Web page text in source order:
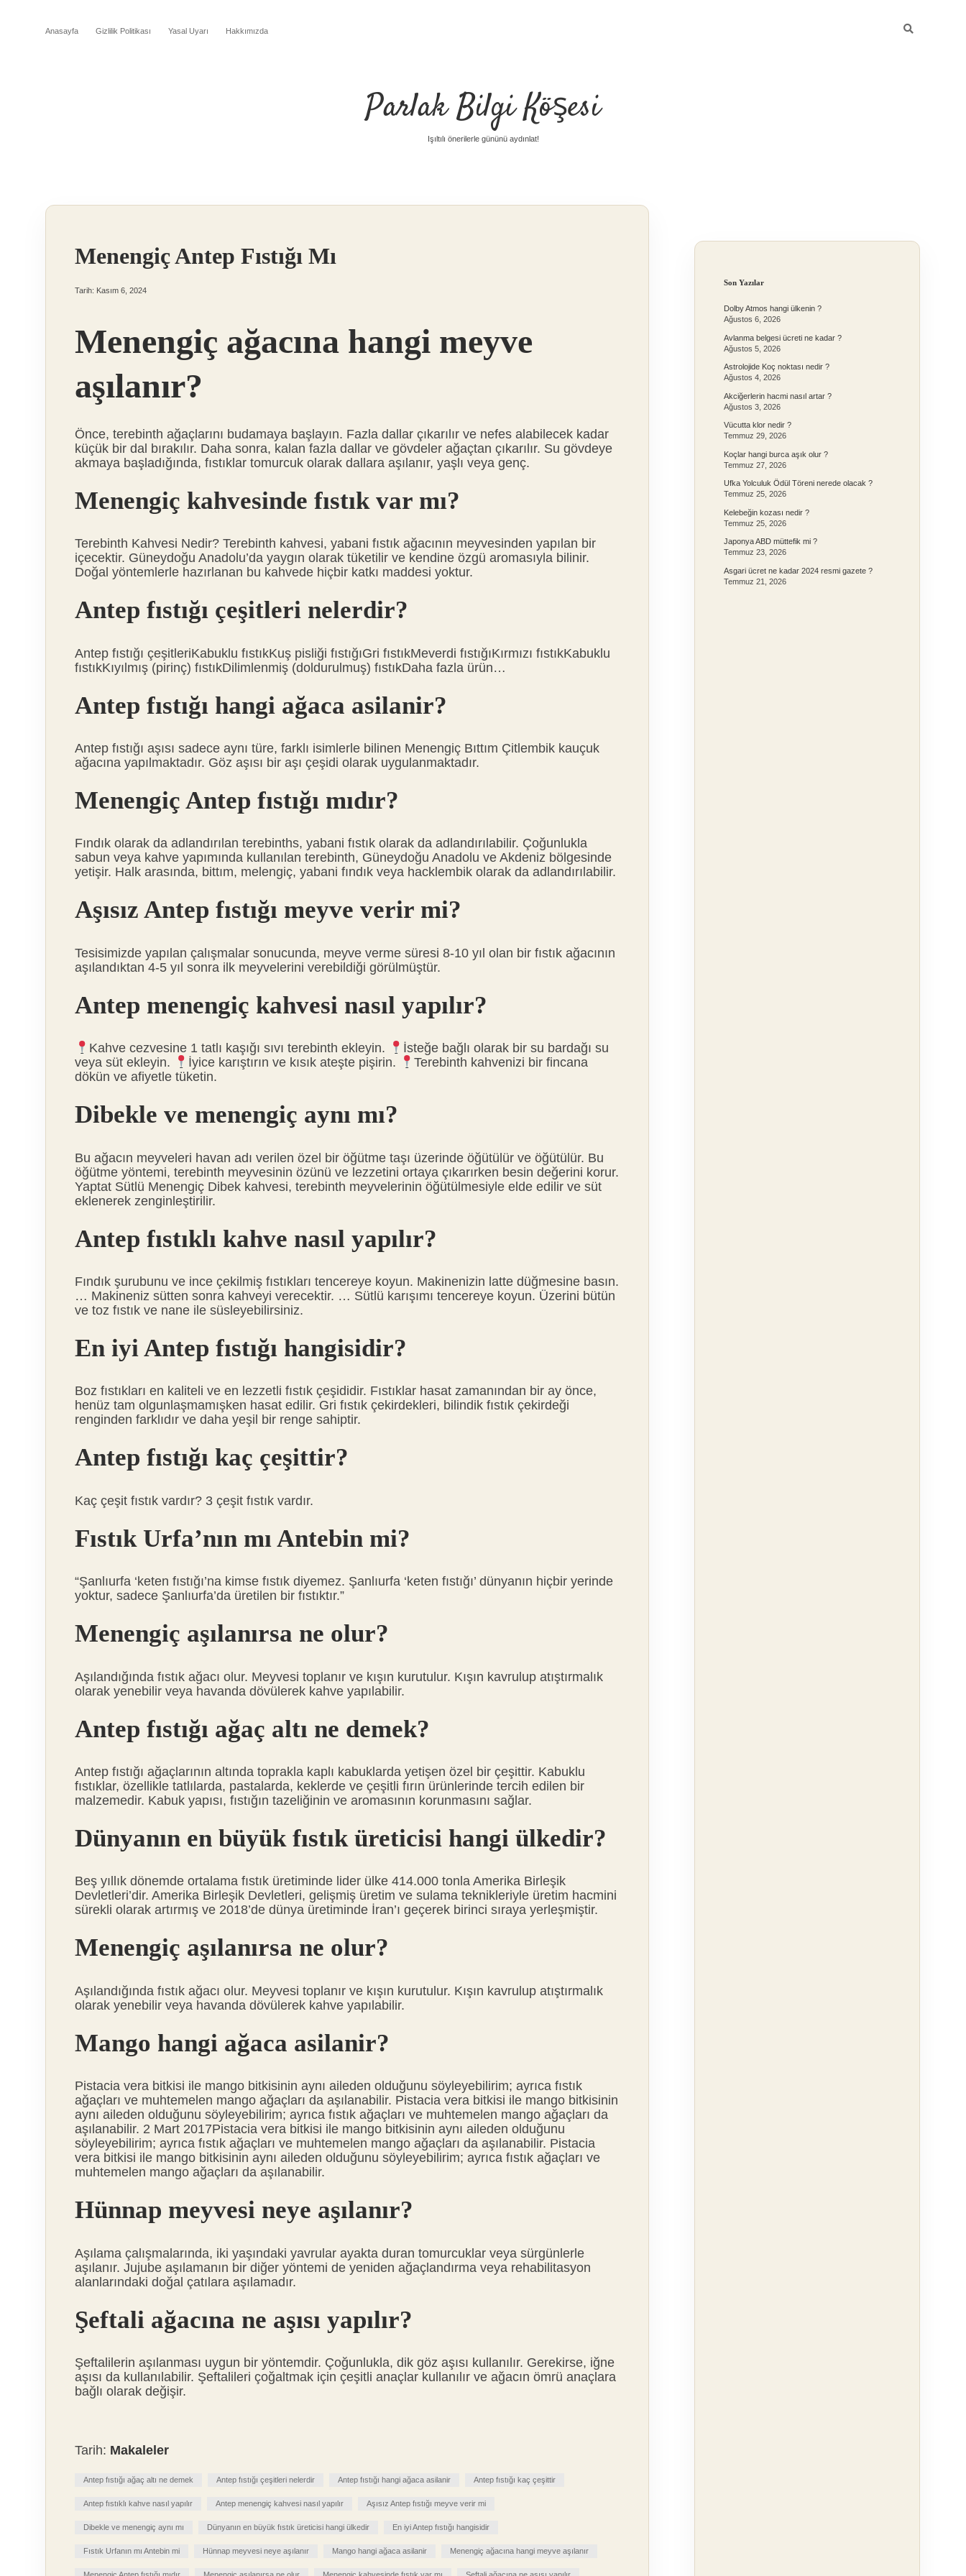
Anasayfa Gizlilik Politikası Yasal Uyarı Hakkımızda
Parlak Bilgi Köşesi
Işıltılı önerilerle gününü aydınlat!
Menengiç Antep Fıstığı Mı
Tarih: Kasım 6, 2024
Menengiç ağacına hangi meyve
aşılanır?
Önce, terebinth ağaçlarını budamaya başlayın. Fazla dallar çıkarılır ve nefes alabilecek kadar
küçük bir dal bırakılır. Daha sonra, kalan fazla dallar ve gövdeler ağaçtan çıkarılır. Su gövdeye
akmaya başladığında, fıstıklar tomurcuk olarak dallara aşılanır, yaşlı veya genç.
Menengiç kahvesinde fıstık var mı?
Terebinth Kahvesi Nedir? Terebinth kahvesi, yabani fıstık ağacının meyvesinden yapılan bir
içecektir. Güneydoğu Anadolu’da yaygın olarak tüketilir ve kendine özgü aromasıyla bilinir.
Doğal yöntemlerle hazırlanan bu kahvede hiçbir katkı maddesi yoktur.
Antep fıstığı çeşitleri nelerdir?
Antep fıstığı çeşitleriKabuklu fıstıkKuş pisliği fıstığıGri fıstıkMeverdi fıstığıKırmızı fıstıkKabuklu
fıstıkKıyılmış (pirinç) fıstıkDilimlenmiş (doldurulmuş) fıstıkDaha fazla ürün…
Antep fıstığı hangi ağaca asilanir?
Antep fıstığı aşısı sadece aynı türe, farklı isimlerle bilinen Menengiç Bıttım Çitlembik kauçuk
ağacına yapılmaktadır. Göz aşısı bir aşı çeşidi olarak uygulanmaktadır.
Menengiç Antep fıstığı mıdır?
Fındık olarak da adlandırılan terebinths, yabani fıstık olarak da adlandırılabilir. Çoğunlukla
sabun veya kahve yapımında kullanılan terebinth, Güneydoğu Anadolu ve Akdeniz bölgesinde
yetişir. Halk arasında, bittım, melengiç, yabani fındık veya hacklembik olarak da adlandırılabilir.
Aşısız Antep fıstığı meyve verir mi?
Tesisimizde yapılan çalışmalar sonucunda, meyve verme süresi 8-10 yıl olan bir fıstık ağacının
aşılandıktan 4-5 yıl sonra ilk meyvelerini verebildiği görülmüştür.
Antep menengiç kahvesi nasıl yapılır?
Kahve cezvesine 1 tatlı kaşığı sıvı terebinth ekleyin.
İsteğe bağlı olarak bir su bardağı su
veya süt ekleyin.
İyice karıştırın ve kısık ateşte pişirin.
Terebinth kahvenizi bir fincana
dökün ve afiyetle tüketin.
Dibekle ve menengiç aynı mı?
Bu ağacın meyveleri havan adı verilen özel bir öğütme taşı üzerinde öğütülür ve öğütülür. Bu
öğütme yöntemi, terebinth meyvesinin özünü ve lezzetini ortaya çıkarırken besin değerini korur.
Yaptat Sütlü Menengiç Dibek kahvesi, terebinth meyvelerinin öğütülmesiyle elde edilir ve süt
eklenerek zenginleştirilir.
Antep fıstıklı kahve nasıl yapılır?
Fındık şurubunu ve ince çekilmiş fıstıkları tencereye koyun. Makinenizin latte düğmesine basın.
… Makineniz sütten sonra kahveyi verecektir. … Sütlü karışımı tencereye koyun. Üzerini bütün
ve toz fıstık ve nane ile süsleyebilirsiniz.
En iyi Antep fıstığı hangisidir?
Boz fıstıkları en kaliteli ve en lezzetli fıstık çeşididir. Fıstıklar hasat zamanından bir ay önce,
henüz tam olgunlaşmamışken hasat edilir. Gri fıstık çekirdekleri, bilindik fıstık çekirdeği
renginden farklıdır ve daha yeşil bir renge sahiptir.
Antep fıstığı kaç çeşittir?
Kaç çeşit fıstık vardır? 3 çeşit fıstık vardır.
Fıstık Urfa’nın mı Antebin mi?
“Şanlıurfa ‘keten fıstığı’na kimse fıstık diyemez. Şanlıurfa ‘keten fıstığı’ dünyanın hiçbir yerinde
yoktur, sadece Şanlıurfa’da üretilen bir fıstıktır.”
Menengiç aşılanırsa ne olur?
Aşılandığında fıstık ağacı olur. Meyvesi toplanır ve kışın kurutulur. Kışın kavrulup atıştırmalık
olarak yenebilir veya havanda dövülerek kahve yapılabilir.
Antep fıstığı ağaç altı ne demek?
Antep fıstığı ağaçlarının altında toprakla kaplı kabuklarda yetişen özel bir çeşittir. Kabuklu
fıstıklar, özellikle tatlılarda, pastalarda, keklerde ve çeşitli fırın ürünlerinde tercih edilen bir
malzemedir. Kabuk yapısı, fıstığın tazeliğinin ve aromasının korunmasını sağlar.
Dünyanın en büyük fıstık üreticisi hangi ülkedir?
Beş yıllık dönemde ortalama fıstık üretiminde lider ülke 414.000 tonla Amerika Birleşik
Devletleri’dir. Amerika Birleşik Devletleri, gelişmiş üretim ve sulama teknikleriyle üretim hacmini
sürekli olarak artırmış ve 2018’de dünya üretiminde İran’ı geçerek birinci sıraya yerleşmiştir.
Menengiç aşılanırsa ne olur?
Aşılandığında fıstık ağacı olur. Meyvesi toplanır ve kışın kurutulur. Kışın kavrulup atıştırmalık
olarak yenebilir veya havanda dövülerek kahve yapılabilir.
Mango hangi ağaca asilanir?
Pistacia vera bitkisi ile mango bitkisinin aynı aileden olduğunu söyleyebilirim; ayrıca fıstık
ağaçları ve muhtemelen mango ağaçları da aşılanabilir. Pistacia vera bitkisi ile mango bitkisinin
aynı aileden olduğunu söyleyebilirim; ayrıca fıstık ağaçları ve muhtemelen mango ağaçları da
aşılanabilir. 2 Mart 2017Pistacia vera bitkisi ile mango bitkisinin aynı aileden olduğunu
söyleyebilirim; ayrıca fıstık ağaçları ve muhtemelen mango ağaçları da aşılanabilir. Pistacia
vera bitkisi ile mango bitkisinin aynı aileden olduğunu söyleyebilirim; ayrıca fıstık ağaçları ve
muhtemelen mango ağaçları da aşılanabilir.
Hünnap meyvesi neye aşılanır?
Aşılama çalışmalarında, iki yaşındaki yavrular ayakta duran tomurcuklar veya sürgünlerle
aşılanır. Jujube aşılamanın bir diğer yöntemi de yeniden ağaçlandırma veya rehabilitasyon
alanlarındaki doğal çatılara aşılamadır.
Şeftali ağacına ne aşısı yapılır?
Şeftalilerin aşılanması uygun bir yöntemdir. Çoğunlukla, dik göz aşısı kullanılır. Gerekirse, iğne
aşısı da kullanılabilir. Şeftalileri çoğaltmak için çeşitli anaçlar kullanılır ve ağacın ömrü anaçlara
bağlı olarak değişir.
Tarih: Makaleler
Antep fıstığı ağaç altı ne demek Antep fıstığı çeşitleri nelerdir Antep fıstığı hangi ağaca asilanir Antep fıstığı kaç çeşittir
Antep fıstıklı kahve nasıl yapılır Antep menengiç kahvesi nasıl yapılır Aşısız Antep fıstığı meyve verir mi
Dibekle ve menengiç aynı mı Dünyanın en büyük fıstık üreticisi hangi ülkedir En iyi Antep fıstığı hangisidir
Fıstık Urfanın mı Antebin mi Hünnap meyvesi neye aşılanır Mango hangi ağaca asilanir Menengiç ağacına hangi meyve aşılanır
Son Yazılar
Dolby Atmos hangi ülkenin ?
Ağustos 6, 2026
Avlanma belgesi ücreti ne kadar ?
Ağustos 5, 2026
Astrolojide Koç noktası nedir ?
Ağustos 4, 2026
Akciğerlerin hacmi nasıl artar ?
Ağustos 3, 2026
Vücutta klor nedir ?
Temmuz 29, 2026
Koçlar hangi burca aşık olur ?
Temmuz 27, 2026
Ufka Yolculuk Ödül Töreni nerede olacak ?
Temmuz 25, 2026
Kelebeğin kozası nedir ?
Temmuz 25, 2026
Japonya ABD müttefik mi ?
Temmuz 23, 2026
Asgari ücret ne kadar 2024 resmi gazete ?
Temmuz 21, 2026